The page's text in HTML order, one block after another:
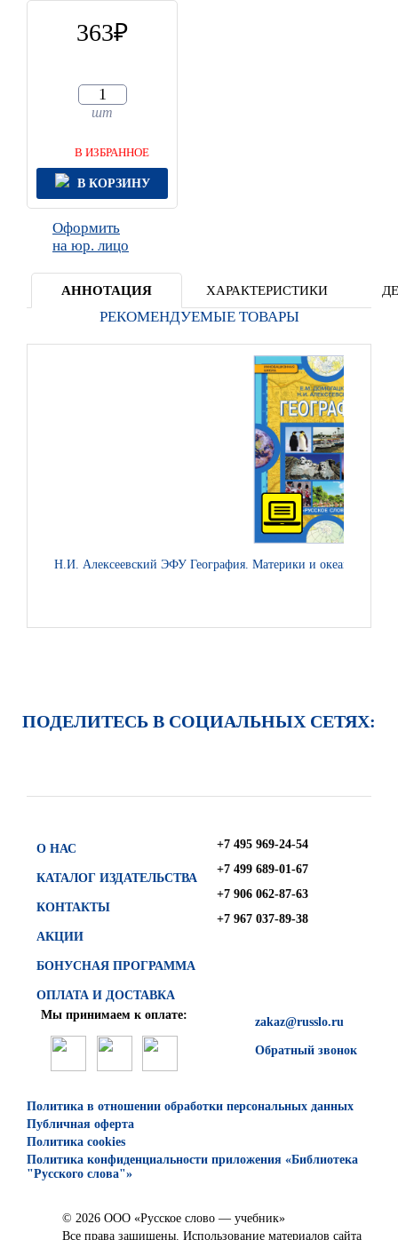
363
шт
В ИЗБРАННОЕ
В КОРЗИНУ
Оформить
на юр. лицо
АННОТАЦИЯ ХАРАКТЕРИСТИКИ
РЕКОМЕНДУЕМЫЕ ТОВАРЫ
Н.И. Алексеевский ЭФУ География. Материки и океаны.
ПОДЕЛИТЕСЬ В СОЦИАЛЬНЫХ СЕТЯХ:
О НАС
КАТАЛОГ ИЗДАТЕЛЬСТВА
КОНТАКТЫ
АКЦИИ
БОНУСНАЯ ПРОГРАММА
ОПЛАТА И ДОСТАВКА
+7 495 969-24-54
+7 499 689-01-67
+7 906 062-87-63
+7 967 037-89-38
zakaz@russlo.ru
Обратный звонок
Мы принимаем к оплате:
Политика в отношении обработки персональных данных
Публичная оферта
Политика cookies
Политика конфиденциальности приложения «Библиотека
"Русского слова"»
© 2026 ООО «Русское слово — учебник»
Все права защищены. Использование материалов сайта